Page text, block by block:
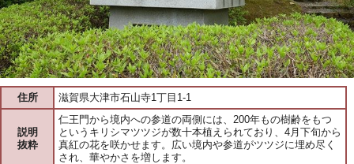
住所 滋賀県大津市石山寺1丁目1-1
説明
抜粋
仁王門から境内への参道の両側には、200年もの樹齢をもつ
というキリシマツツジが数十本植えられており、4月下旬から
真紅の花を咲かせます。広い境内や参道がツツジに埋め尽く
され、華やかさを増します。